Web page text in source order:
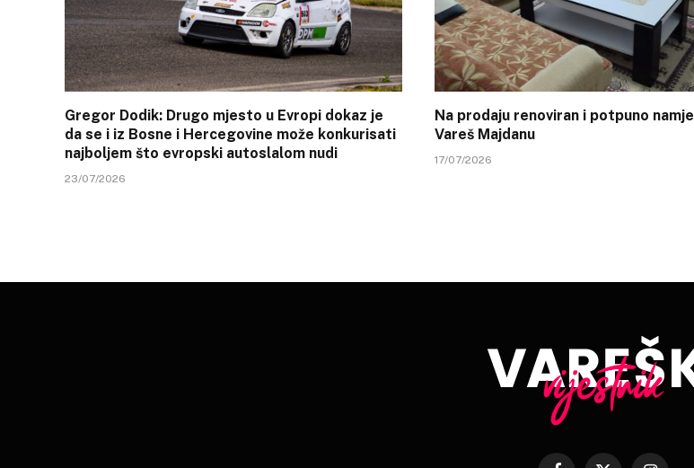
Gregor Dodik: Drugo mjesto u Evropi dokaz je
da se i iz Bosne i Hercegovine može konkurisati
najboljem što evropski autoslalom nudi
23/07/2026
Na prodaju renoviran i potpuno
Vareš Majdanu
17/07/2026